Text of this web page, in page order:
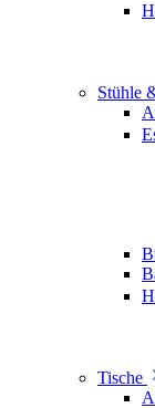
Stühle
Tische